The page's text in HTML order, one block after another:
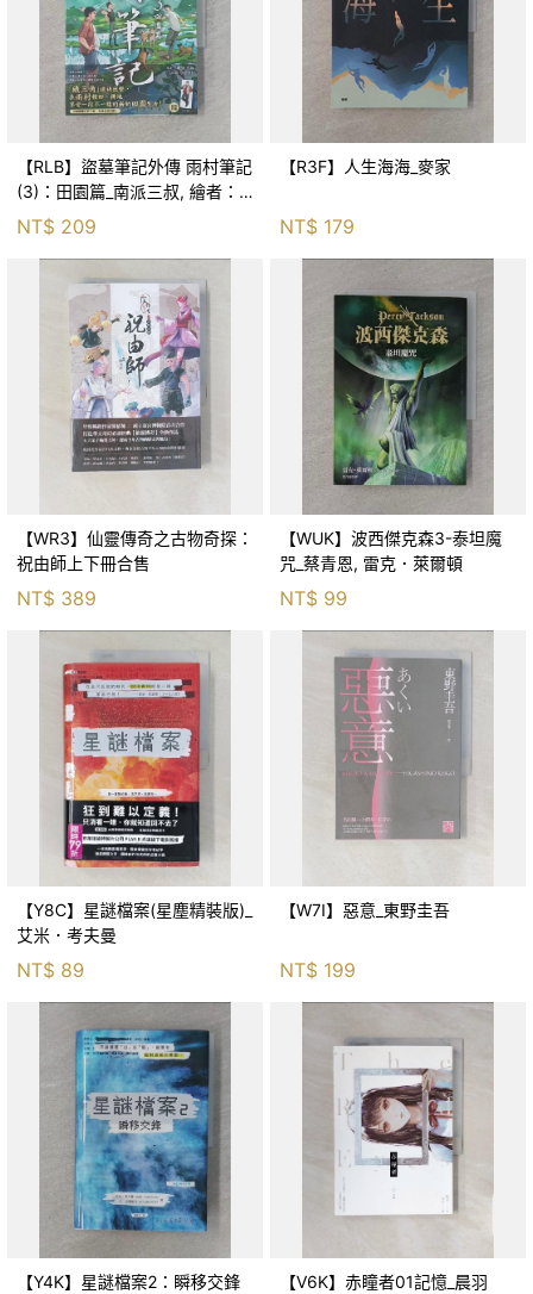
【RLB】盜墓筆記外傳 雨村筆記
(3)：田園篇_南派三叔, 繪者：
AKRU, 康峰
NT$ 209
【R3F】人生海海_麥家
NT$ 179
【WR3】仙靈傳奇之古物奇探：
祝由師上下冊合售
NT$ 389
【WUK】波西傑克森3-泰坦魔
咒_蔡青恩, 雷克．萊爾頓
NT$ 99
【Y8C】星謎檔案(星塵精裝版)_
艾米．考夫曼
NT$ 89
【W7I】惡意_東野圭吾
NT$ 199
【Y4K】星謎檔案2：瞬移交鋒
【V6K】赤瞳者01記憶_晨羽